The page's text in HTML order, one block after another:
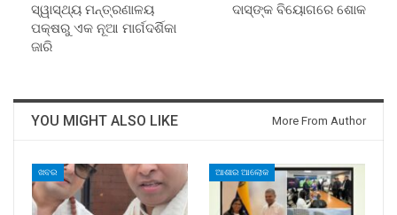
ସ୍ୱାସ୍ଥ୍ୟ ମନ୍ତ୍ରଣାଳୟ
ପକ୍ଷରୁ ଏକ ନୂଆ ମାର୍ଗଦର୍ଶିକା
ଜାରି
ଦାସ୍‌ଙ୍କ ବିୟୋଗରେ ଶୋକ
YOU MIGHT ALSO LIKE More From Author
ଖବର ଆଶାର ଆଲୋକ